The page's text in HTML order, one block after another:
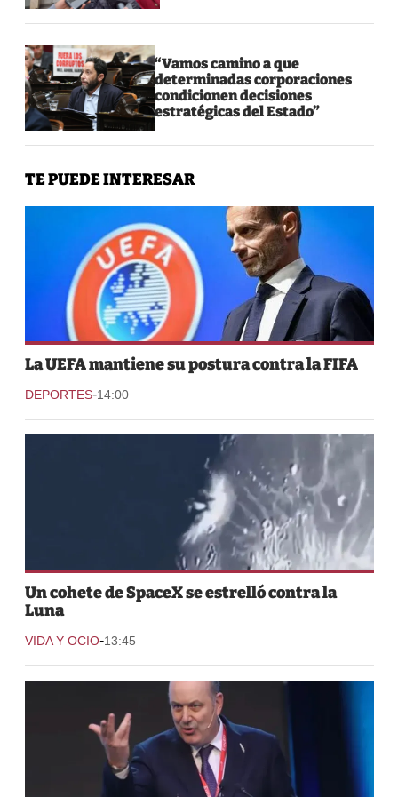
“Vamos camino a que
determinadas corporaciones
condicionen decisiones
estratégicas del Estado”
TE PUEDE INTERESAR
La UEFA mantiene su postura contra la FIFA
DEPORTES-14:00
Un cohete de SpaceX se estrelló contra la
Luna
VIDA Y OCIO-13:45